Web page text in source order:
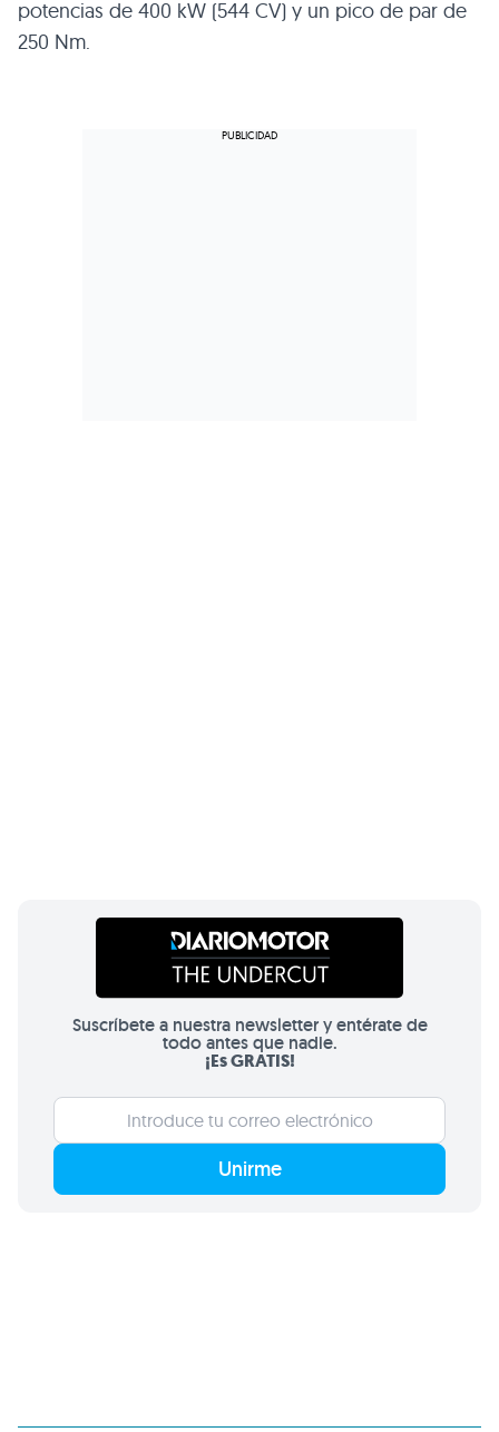
potencias de 400 kW (544 CV) y un pico de par de
250 Nm.
Suscríbete a nuestra newsletter y entérate de
todo antes que nadie.
¡Es GRATIS!
Unirme